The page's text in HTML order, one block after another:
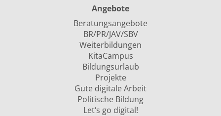
Angebote
Beratungsangebote
BR/PR/JAV/SBV
Weiterbildungen
KitaCampus
Bildungsurlaub
Projekte
Gute digitale Arbeit
Politische Bildung
Let‘s go digital!